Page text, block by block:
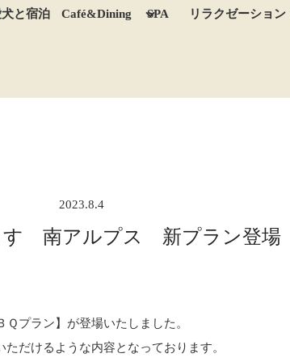
と宿泊 Café&Dining SPA リラクゼーション
2023.8.4
す 南アルプス 新プラン登場
Ｑプラン】 が登場いたしました。
だけるような内容となっております。